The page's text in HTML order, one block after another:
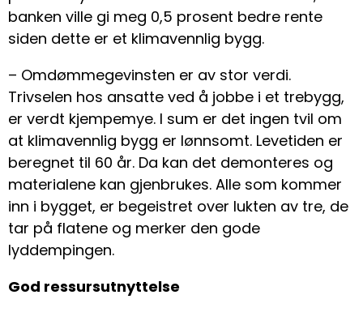
banken ville gi meg 0,5 prosent bedre rente
siden dette er et klimavennlig bygg.
– Omdømmegevinsten er av stor verdi.
Trivselen hos ansatte ved å jobbe i et trebygg,
er verdt kjempemye. I sum er det ingen tvil om
at klimavennlig bygg er lønnsomt. Levetiden er
beregnet til 60 år. Da kan det demonteres og
materialene kan gjenbrukes. Alle som kommer
inn i bygget, er begeistret over lukten av tre, de
tar på flatene og merker den gode
lyddempingen.
God ressursutnyttelse